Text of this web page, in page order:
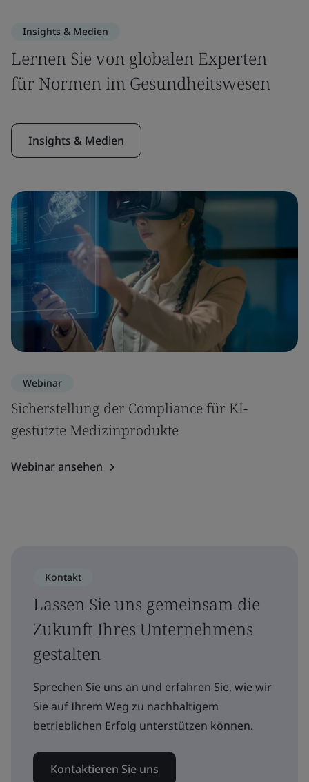
Insights & Medien
Lernen Sie von globalen Experten
für Normen im Gesundheitswesen
Insights & Medien
Webinar
Sicherstellung der Compliance für KI-
gestützte Medizinprodukte
Webinar ansehen
Kontakt
Lassen Sie uns gemeinsam die
Zukunft Ihres Unternehmens
gestalten
Sprechen Sie uns an und erfahren Sie, wie wir
Sie auf Ihrem Weg zu nachhaltigem
betrieblichen Erfolg unterstützen können.
Kontaktieren Sie uns